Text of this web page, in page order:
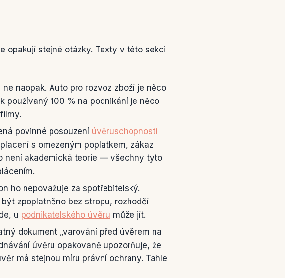
opakují stejné otázky. Texty v této sekci
naopak. Auto pro rozvoz zboží je něco
používaný 100 % na podnikání je něco
povinné posouzení úvěruschopnosti
s omezeným poplatkem, zákaz
není akademická teorie — všechny tyto
ho nepovažuje za spotřebitelský.
zpoplatněno bez stropu, rozhodčí
u podnikatelského úvěru může jít.
dokument „varování před úvěrem na
úvěru opakovaně upozorňuje, že
má stejnou míru právní ochrany. Tahle